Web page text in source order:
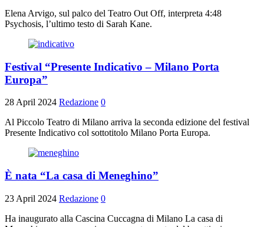
Elena Arvigo, sul palco del Teatro Out Off, interpreta 4:48
Psychosis, l’ultimo testo di Sarah Kane.
Festival “Presente Indicativo – Milano Porta
Europa”
28 April 2024 Redazione 0
Al Piccolo Teatro di Milano arriva la seconda edizione del festival
Presente Indicativo col sottotitolo Milano Porta Europa.
È nata “La casa di Meneghino”
23 April 2024 Redazione 0
Ha inaugurato alla Cascina Cuccagna di Milano La casa di